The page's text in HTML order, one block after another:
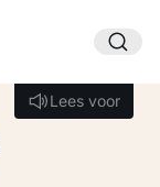
Lees voor
Lees voor